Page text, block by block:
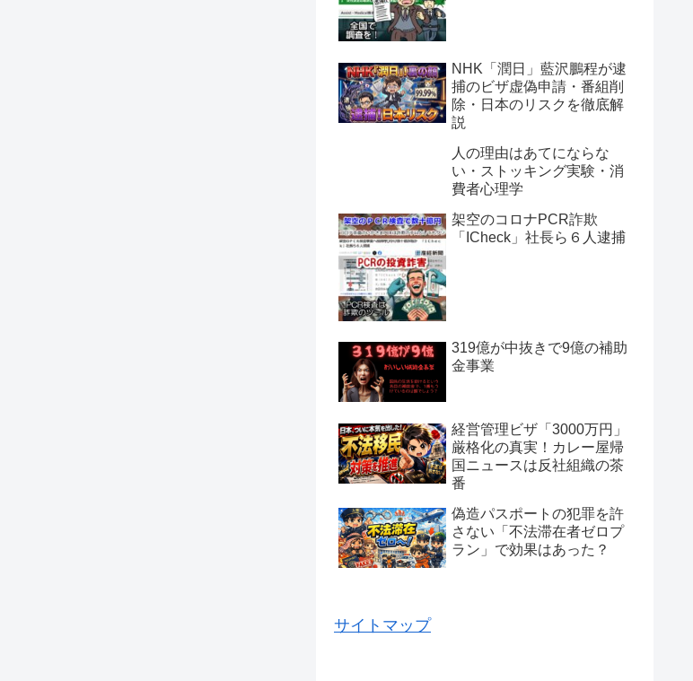
NHK「潤日」藍沢鵬程が逮
捕のビザ虚偽申請・番組削
除・日本のリスクを徹底解
説
人の理由はあてにならな
い・ストッキング実験・消
費者心理学
架空のコロナPCR詐欺
「ICheck」社長ら６人逮捕
319億が中抜きで9億の補助
金事業
経営管理ビザ「3000万円」
厳格化の真実！カレー屋帰
国ニュースは反社組織の茶
番
偽造パスポートの犯罪を許
さない「不法滞在者ゼロプ
ラン」で効果はあった？
サイトマップ